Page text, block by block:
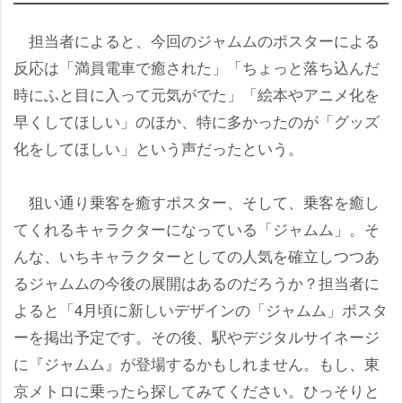
担当者によると、今回のジャムムのポスターによる
反応は「満員電車で癒された」「ちょっと落ち込んだ
時にふと目に入って元気がでた」「絵本やアニメ化を
早くしてほしい」のほか、特に多かったのが「グッズ
化をしてほしい」という声だったという。
狙い通り乗客を癒すポスター、そして、乗客を癒し
てくれるキャラクターになっている「ジャムム」。そ
んな、いちキャラクターとしての人気を確立しつつあ
るジャムムの今後の展開はあるのだろうか？担当者に
よると「4月頃に新しいデザインの「ジャムム」ポスタ
ーを掲出予定です。その後、駅やデジタルサイネージ
に『ジャムム』が登場するかもしれません。もし、東
京メトロに乗ったら探してみてください。ひっそりと